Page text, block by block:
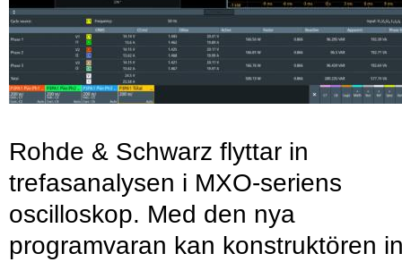
Rohde & Schwarz flyttar in
trefasanalysen i MXO-seriens
oscilloskop. Med den nya
programvaran kan konstruktören